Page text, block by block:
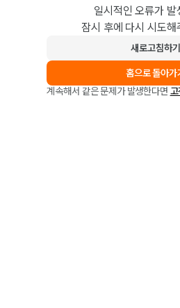
일시적인 오류가 발
잠시 후에 다시 시도해
새로고침하기
홈으로 돌아가
계속해서 같은 문제가 발생한다면